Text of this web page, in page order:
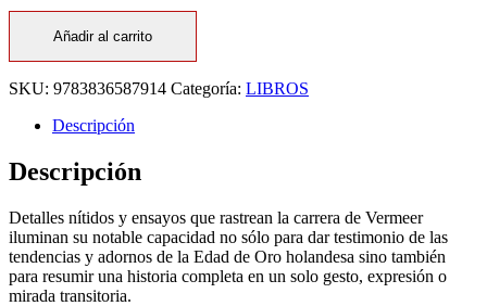
Añadir al carrito
SKU: 9783836587914 Categoría: LIBROS
Descripción
Descripción
Detalles nítidos y ensayos que rastrean la carrera de Vermeer
iluminan su notable capacidad no sólo para dar testimonio de las
tendencias y adornos de la Edad de Oro holandesa sino también
para resumir una historia completa en un solo gesto, expresión o
mirada transitoria.